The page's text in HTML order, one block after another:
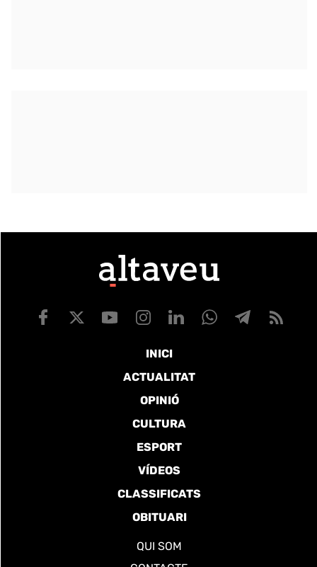
INICI
ACTUALITAT
OPINIÓ
CULTURA
ESPORT
VÍDEOS
CLASSIFICATS
OBITUARI
QUI SOM